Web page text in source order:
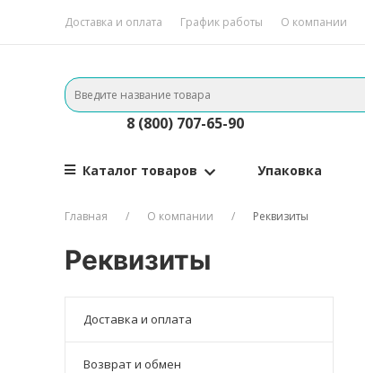
Доставка и оплата График работы О компании
8 (800) 707-65-90
Каталог товаров Упаковка
Главная О компании Реквизиты
Реквизиты
Доставка и оплата
Возврат и обмен